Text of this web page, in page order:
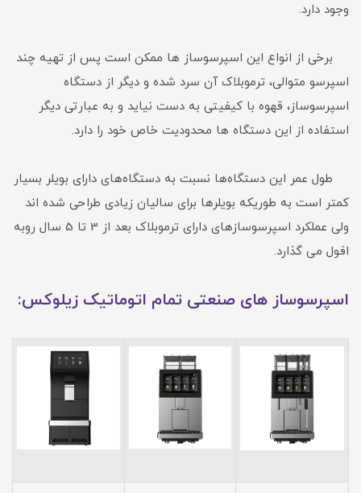
وجود دارد.
برخی از انواع این اسپرسوساز ها ممکن است پس از تهیه‌ چند
اسپرسو متوالی، ترموبلاک آن سرد شده و دیگر از دستگاه
اسپرسوساز، قهوه‌ با کیفیتی به دست نیاید و به عبارتی دیگر
استفاده از این دستگاه ها محدودیت خاص خود را دارد.
طول عمر این دستگاه‌ها نسبت به دستگاه‌های دارای بویلر بسیار
کمتر است به طوریکه بویلرها برای سالیان زیادی طراحی شده اند
ولی عملکرد اسپرسوسازهای دارای ترموبلاک بعد از 3 تا 5 سال روبه
افول می گذارد.
اسپرسوساز های صنعتی تمام اتوماتیک زیلوکس: